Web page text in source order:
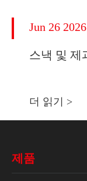
Jun 26 2026
스낵 및 제
더 읽기 >
제품